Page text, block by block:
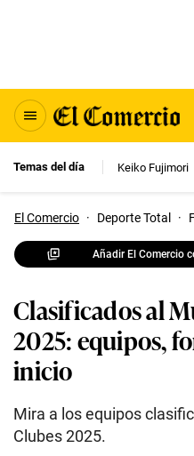
Temas del día Keiko Fujimori
El Comercio · Deporte Total ·
Añadir El Comercio
Clasificados al
2025: equipos,
inicio
Mira a los equipos
Clubes 2025.